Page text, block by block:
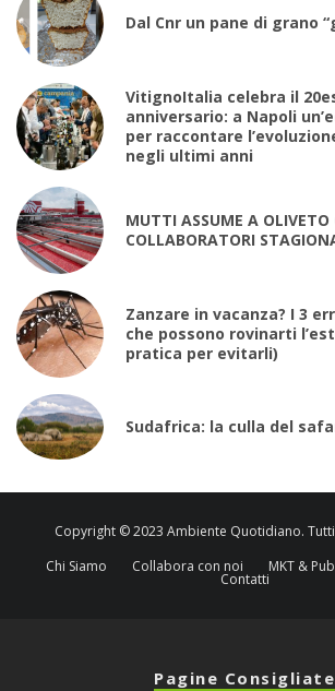
Dal Cnr un pane di grano
VitignoItalia celebra il
anniversario: a Napoli
per raccontare
negli ultimi anni
MUTTI ASSUME A OLIVETO
COLLABORATORI
Zanzare in vacanza? I 3
che possono rovinarti
pratica per evitarli)
Sudafrica: la culla del
Copyright © 2023 Ambiente Quotidiano.
Chi Siamo
Collabora con noi MKT &
Contatti
Pagine Consigliate